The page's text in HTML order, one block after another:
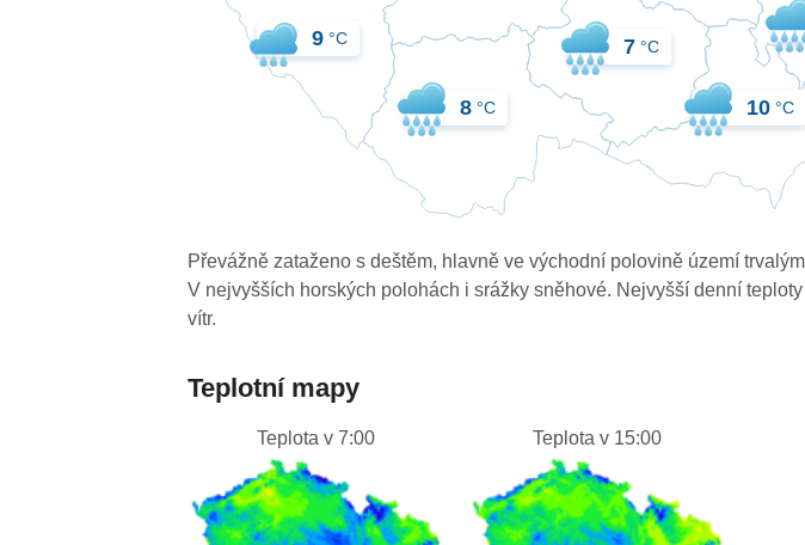
8 °C 10 °C
9 °C 7 °C
Převážně zataženo s deštěm, hlavně ve východní polovině území
V nejvyšších horských polohách i srážky sněhové. Nejvyšší denní teploty
vítr.
Teplotní mapy
Teplota v 7:00 Teplota v 15:00